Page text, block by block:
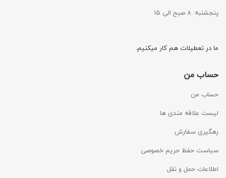
پنجشنبه: ۸ صبح الی ۱۵
ما در تعطیلات هم کار میکنیم.
حساب من
حساب من
لیست علاقه مندی ها
رهگیری سفارش
سیاست حفظ حریم خصوصی
اطلاعات حمل و نقل